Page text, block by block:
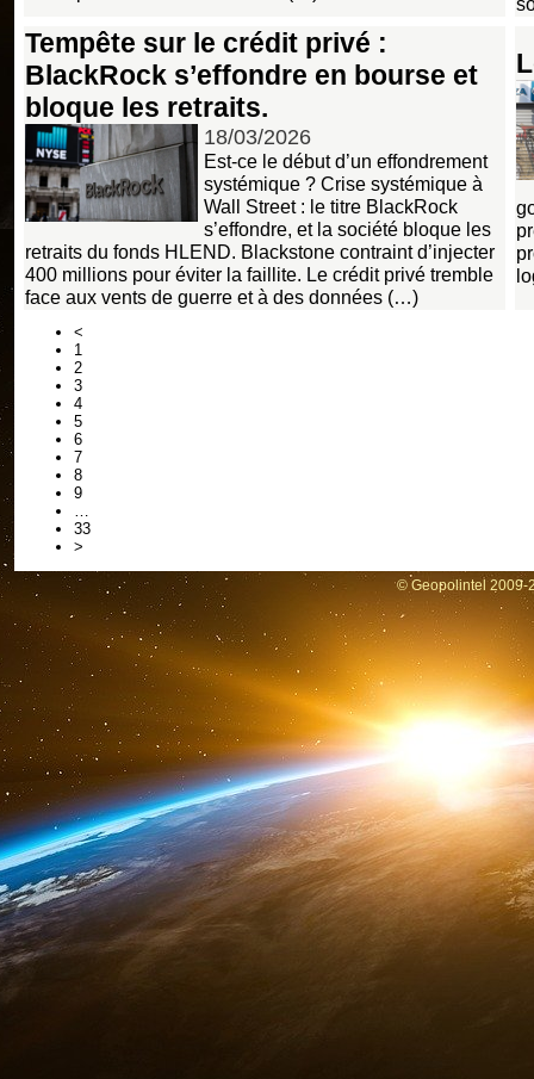
Tempête sur le crédit privé :
BlackRock s’effondre en bourse et
bloque les retraits.
18/03/2026
Est-ce le début d’un effondrement
systémique ? Crise systémique à
Wall Street : le titre BlackRock
s’effondre, et la société bloque les
retraits du fonds HLEND. Blackstone contraint d’injecter
400 millions pour éviter la faillite. Le crédit privé tremble
face aux vents de guerre et à des données (…)
<
1
2
3
4
5
6
7
8
9
33
>
© Geopolintel 2009-